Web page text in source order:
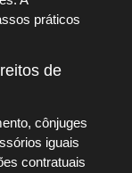
práticos
de
cônjuges
iguais
contratuais